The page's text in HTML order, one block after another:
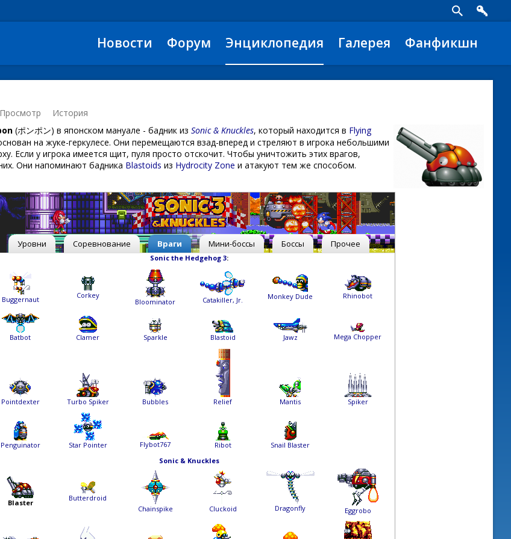
Новости Форум Энциклопедия Галерея Фанфикшн
Просмотр
История
(ポンポン) в японском мануале - бадник из Sonic & Knuckles, который находится в Flying
на жуке-геркулесе. Они перемещаются взад-вперед и стреляют в игрока небольшими
Если у игрока имеется щит, пуля просто отскочит. Чтобы уничтожить этих врагов,
Они напоминают бадника Blastoids из Hydrocity Zone и атакуют тем же способом.
Уровни Соревнование Враги Мини-боссы Боссы Прочее
Sonic the Hedgehog 3:
Buggernaut Corkey
Bloominator Catakiller, Jr. Monkey Dude Rhinobot
Batbot Clamer Sparkle Blastoid Jawz Mega Chopper
Pointdexter Turbo Spiker Bubbles Relief Mantis Spiker
Penguinator Star Pointer Flybot767 Ribot
Snail Blaster
Sonic & Knuckles
Blaster
Butterdroid
Chainspike
Cluckoid Dragonfly Eggrobo